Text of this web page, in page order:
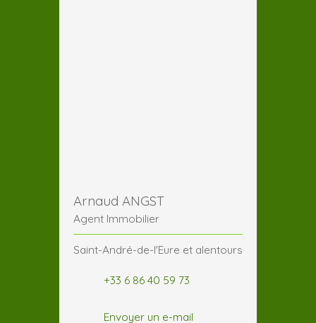
Arnaud ANGST
Agent Immobilier
Saint-André-de-l'Eure et alentours
+33 6 86 40 59 73
Envoyer un e-mail